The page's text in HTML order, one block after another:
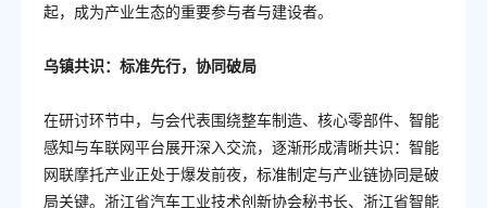
起，成为产业生态的重要参与者与建设者。
乌镇共识：标准先行，协同破局
在研讨环节中，与会代表围绕整车制造、核心零部件、智能
感知与车联网平台展开深入交流，逐渐形成清晰共识：智能
网联摩托产业正处于爆发前夜，标准制定与产业链协同是破
局关键。浙江省汽车工业技术创新协会秘书长、浙江省智能